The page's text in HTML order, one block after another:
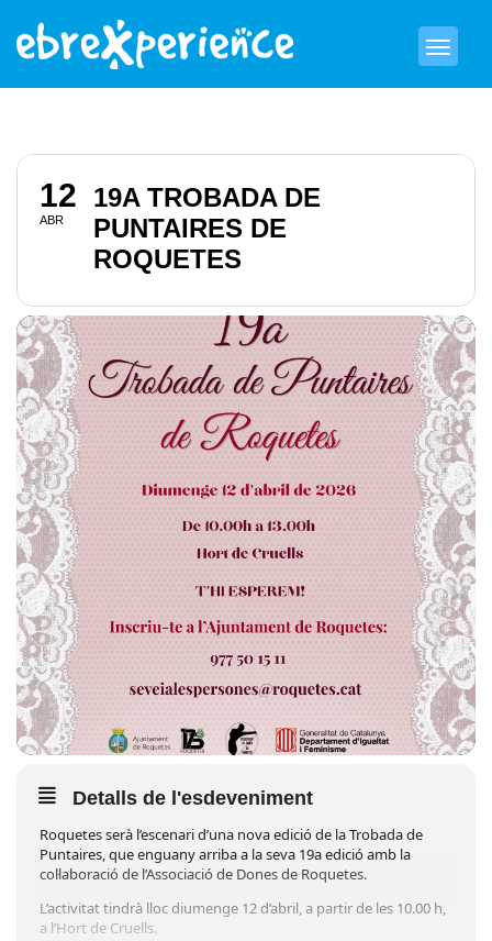
12
ABR
19A TROBADA DE
PUNTAIRES DE
ROQUETES
Detalls de l'esdeveniment
Roquetes serà l’escenari d’una nova edició de la Trobada de
Puntaires, que enguany arriba a la seva 19a edició amb la
col·laboració de l’Associació de Dones de Roquetes.
L’activitat tindrà lloc diumenge 12 d’abril, a partir de les 10.00 h,
a l’Hort de Cruells.